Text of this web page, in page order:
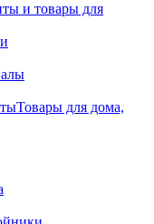
и товары для
Товары для дома,